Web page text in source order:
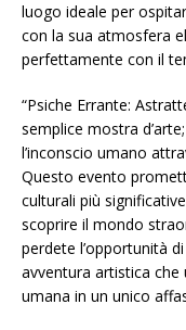
luogo ideale per
con la sua atmosfera
perfettamente con il
“Psiche Errante:
semplice mostra
l’inconscio umano
Questo evento
culturali più
scoprire il mondo
perdete l’opportunità
avventura artistica che
umana in un unico